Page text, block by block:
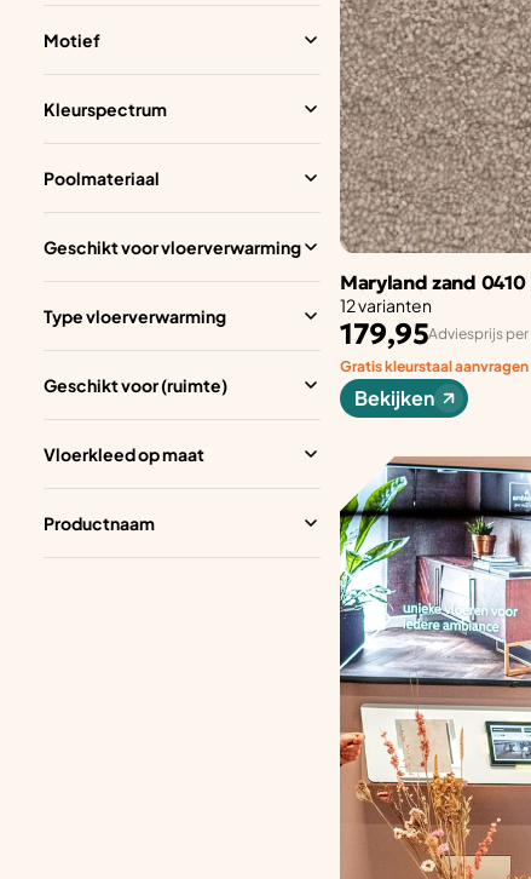
Motief
Kleurspectrum
Poolmateriaal
Geschikt voor vloerverwarming
Type vloerverwarming
Geschikt voor (ruimte)
Vloerkleed op maat
Productnaam
Maryland zand
12 varianten
179,95Adviesprijs per
Gratis kleurstaal aanvragen
Bekijken